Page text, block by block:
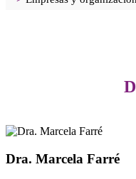
Dra. Marcela Farré